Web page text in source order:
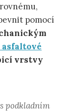
pomocí
vrstvy
podkladním